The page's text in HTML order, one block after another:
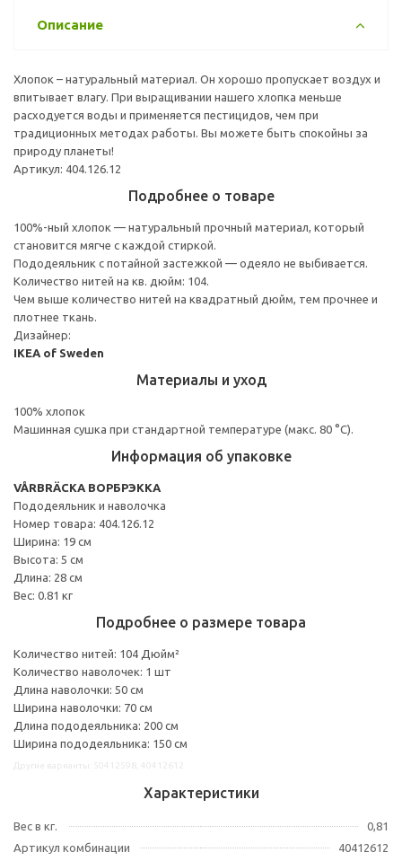
Описание
Хлопок – натуральный материал. Он хорошо пропускает воздух и
впитывает влагу. При выращивании нашего хлопка меньше
расходуется воды и применяется пестицидов, чем при
традиционных методах работы. Вы можете быть спокойны за
природу планеты!
Артикул: 404.126.12
Подробнее о товаре
100%-ный хлопок — натуральный прочный материал, который
становится мягче с каждой стиркой.
Пододеяльник с потайной застежкой — одеяло не выбивается.
Количество нитей на кв. дюйм: 104.
Чем выше количество нитей на квадратный дюйм, тем прочнее и
плотнее ткань.
Дизайнер:
IKEA of Sweden
Материалы и уход
100% хлопок
Машинная сушка при стандартной температуре (макс. 80 °C).
Информация об упаковке
VÅRBRÄCKA ВОРБРЭККА
Пододеяльник и наволочка
Номер товара: 404.126.12
Ширина: 19 см
Высота: 5 см
Длина: 28 см
Вес: 0.81 кг
Подробнее о размере товара
Количество нитей: 104 Дюйм²
Количество наволочек: 1 шт
Длина наволочки: 50 см
Ширина наволочки: 70 см
Длина пододеяльника: 200 см
Ширина пододеяльника: 150 см
Характеристики
Вес в кг.
0,81
Артикул комбинации
40412612